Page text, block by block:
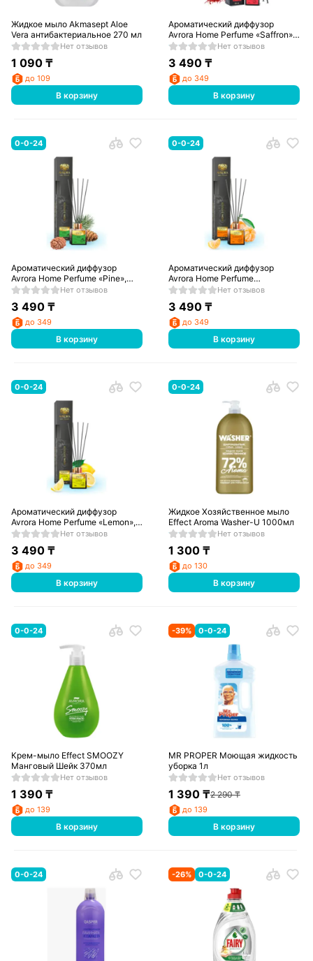
Жидкое мыло Akmasept Aloe
Vera антибактериальное 270 мл
Нет отзывов
1 090₸
до 109
В корзину
Ароматический диффузор
Avrora Home Perfume «Saffron»,
50мл
Нет отзывов
3 490 ₸
до 349
В корзину
0-0-24
Ароматический диффузор
Avrora Home Perfume «Pine»,
50мл
Нет отзывов
3 490₸
до 349
В корзину
0-0-24
Ароматический диффузор
Avrora Home Perfume
«Mandarin», 50млНет отзывов
3 490 ₸
до 349
В корзину
0-0-24
Ароматический диффузор
Avrora Home Perfume «Lemon»,
50мл
Нет отзывов
3 490₸
до 349
В корзину
0-0-24
Жидкое Хозяйственное мыло
Effect Aroma Washer-U 1000мл
Нет отзывов
1 300 ₸
до 130
В корзину
0-0-24
Крем-мыло Effect SMOOZY
Манговый Шейк 370мл
Нет отзывов
1 390₸
до 139
В корзину
-39% 0-0-24
MR PROPER Моющая жидкость
уборка 1л
Нет отзывов
1 390 ₸2 290₸
до 139
В корзину
0-0-24 -26% 0-0-24